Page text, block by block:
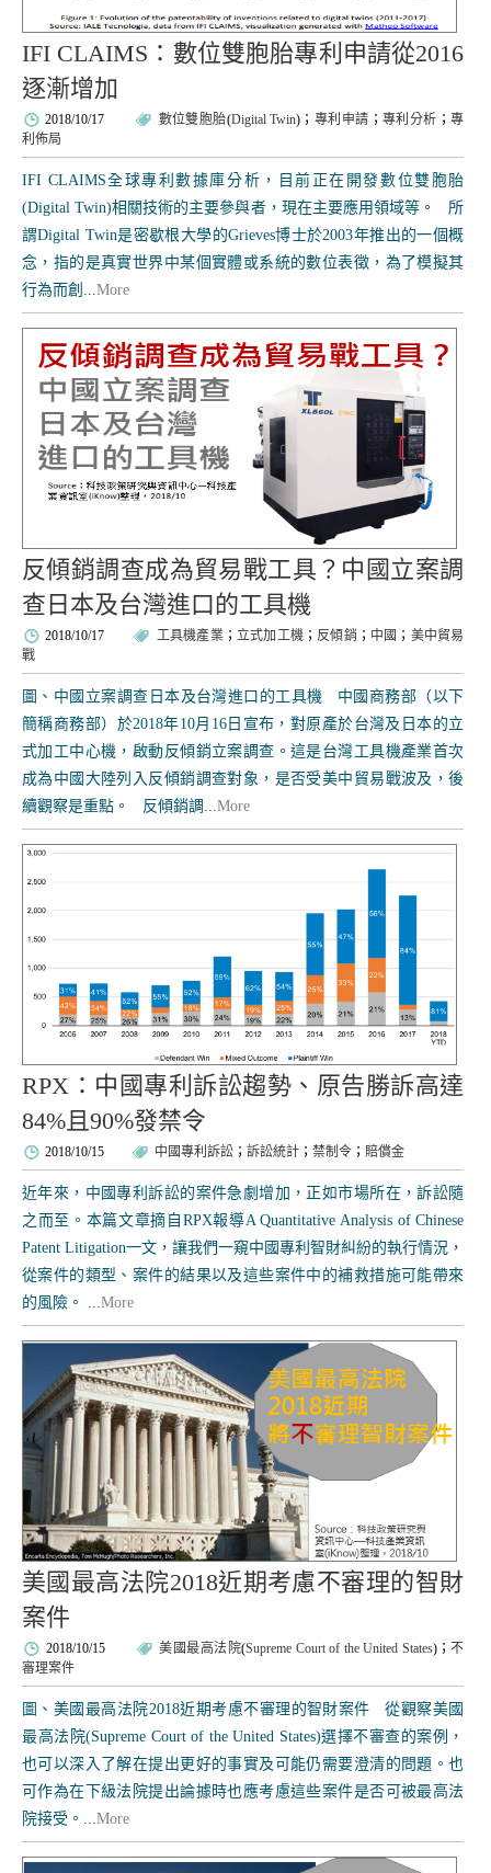
IFI CLAIMS：數位雙胞胎專利申請從2016
逐漸增加
2018/10/17 數位雙胞胎(Digital Twin)； 專利申請 ； 專利分析 ； 專
利佈局
IFI CLAIMS全球專利數據庫分析，目前正在開發數位雙胞胎
(Digital Twin)相關技術的主要參與者，現在主要應用領域等。 所
謂Digital Twin是密歇根大學的Grieves博士於2003年推出的一個概
念，指的是真實世界中某個實體或系統的數位表徵，為了模擬其
行為而創...More
反傾銷調查成為貿易戰工具？中國立案調
查日本及台灣進口的工具機
2018/10/17 工具機產業； 立式加工機； 反傾銷 ； 中國 ； 美中貿易
戰
圖、中國立案調查日本及台灣進口的工具機 中國商務部（以下
簡稱商務部）於2018年10月16日宣布，對原產於台灣及日本的立
式加工中心機，啟動反傾銷立案調查。這是台灣工具機產業首次
成為中國大陸列入反傾銷調查對象，是否受美中貿易戰波及，後
續觀察是重點。 反傾銷調...More
RPX：中國專利訴訟趨勢、原告勝訴高達
84%且90%發禁令
2018/10/15 中國專利訴訟 ； 訴訟統計 ； 禁制令 ； 賠償金
近年來，中國專利訴訟的案件急劇增加，正如市場所在，訴訟隨
之而至。本篇文章摘自RPX報導A Quantitative Analysis of Chinese
Patent Litigation一文，讓我們一窺中國專利智財糾紛的執行情況，
從案件的類型、案件的結果以及這些案件中的補救措施可能帶來
的風險。 ...More
美國最高法院2018近期考慮不審理的智財
案件
2018/10/15 美國最高法院(Supreme Court of the United States)； 不
審理案件
圖、美國最高法院2018近期考慮不審理的智財案件 從觀察美國
最高法院(Supreme Court of the United States)選擇不審查的案例，
也可以深入了解在提出更好的事實及可能仍需要澄清的問題。也
可作為在下級法院提出論據時也應考慮這些案件是否可被最高法
院接受。...More